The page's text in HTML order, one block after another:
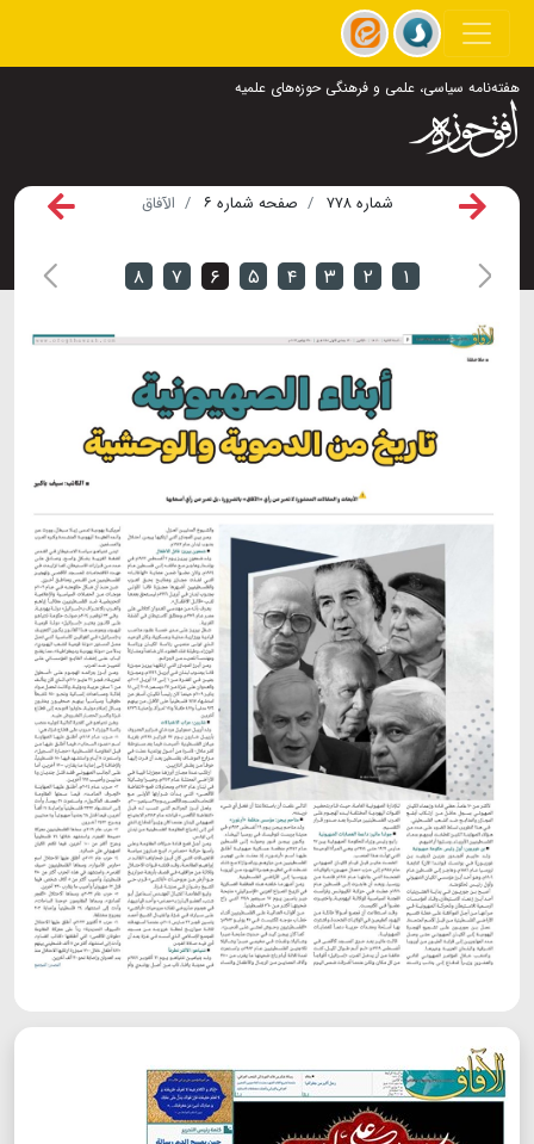
هفته‌نامه سیاسی، علمی و فرهنگی حوزه‌های علمیه
شماره ۷۷۸ صفحه شماره ۶ الآفاق
۱ ۲ ۳ ۴ ۵ ۶ ۷ ۸